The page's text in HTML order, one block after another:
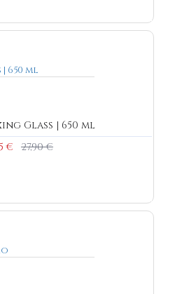
Glass | 650 ml
€
27,90 €